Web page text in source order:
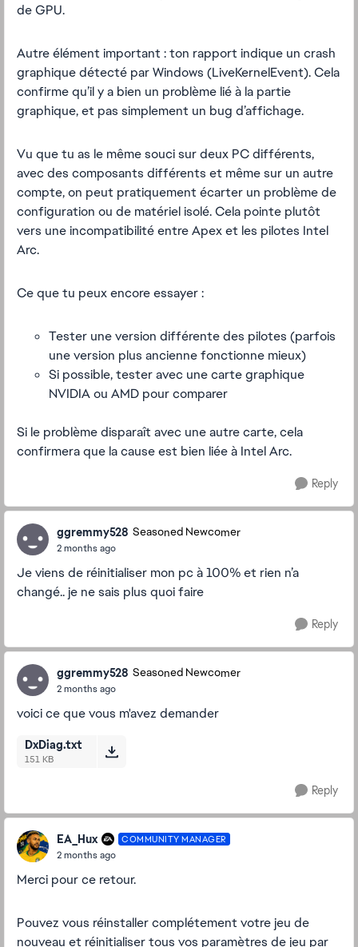
de GPU.
Autre élément important : ton rapport indique un crash
graphique détecté par Windows (LiveKernelEvent). Cela
confirme qu’il y a bien un problème lié à la partie
graphique, et pas simplement un bug d’affichage.
Vu que tu as le même souci sur deux PC différents,
avec des composants différents et même sur un autre
compte, on peut pratiquement écarter un problème de
configuration ou de matériel isolé. Cela pointe plutôt
vers une incompatibilité entre Apex et les pilotes Intel
Arc.
Ce que tu peux encore essayer :
Tester une version différente des pilotes (parfois
une version plus ancienne fonctionne mieux)
Si possible, tester avec une carte graphique
NVIDIA ou AMD pour comparer
Si le problème disparaît avec une autre carte, cela
confirmera que la cause est bien liée à Intel Arc.
Reply
ggremmy528 Seasoned Newcomer
2 months ago
Je viens de réinitialiser mon pc à 100% et rien n’a
changé.. je ne sais plus quoi faire
Reply
ggremmy528 Seasoned Newcomer
2 months ago
voici ce que vous m'avez demander
DxDiag.txt
151 KB
Reply
EA_Hux COMMUNITY MANAGER
2 months ago
Merci pour ce retour.
Pouvez vous réinstaller complétement votre jeu de
nouveau et réinitialiser tous vos paramètres de jeu par